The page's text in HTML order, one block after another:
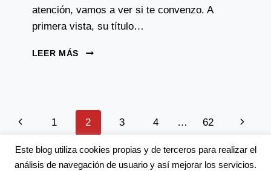
atención, vamos a ver si te convenzo. A
primera vista, su título…
LEER MÁS
LA
PRIMERA
Page
Navigation
Previous
Page
1 2 3 4 … 62
Next
Page
Este blog utiliza cookies propias y de terceros para realizar el
análisis de navegación de usuario y así mejorar los servicios.